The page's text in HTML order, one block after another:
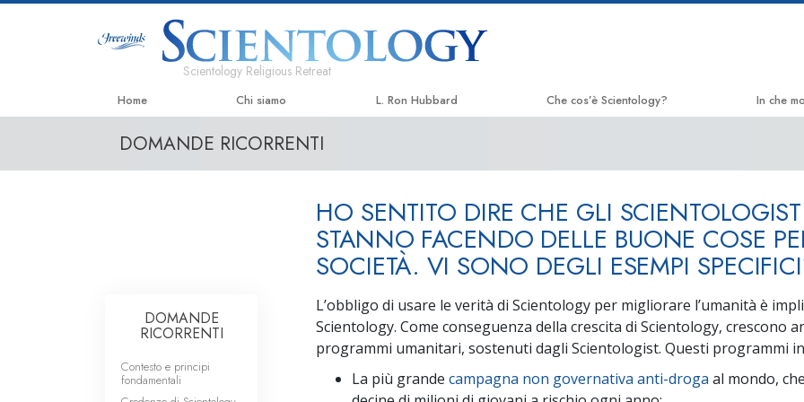
Scientology Religious Retreat
Home Chi siamo L. Ron Hubbard Che cos’è Scientology?
Che cosa dicono gli Scientologist
riguardo a Scientology
Incontra uno Scientologist
All’interno di una Chiesa
I Principi Fondamentali di Scientology
Un’Introduzione a Dianetics
In che
Criminon
Narconon
Uniti per
Umani
DOMANDE RICORRENTI
HO SENTITO DIRE CHE GLI SCIENTOLOGIST
STANNO FACENDO DELLE BUONE COSE
SOCIETÀ. VI SONO DEGLI ESEMPI
L’obbligo di usare le verità di Scientology per migliorare l’umanità è
Scientology. Come conseguenza della crescita di Scientology, crescono
programmi umanitari, sostenuti dagli Scientologist. Questi programmi
La più grande campagna non governativa anti-droga al mondo,
DOMANDE
RICORRENTI
Contesto e principi
fondamentali